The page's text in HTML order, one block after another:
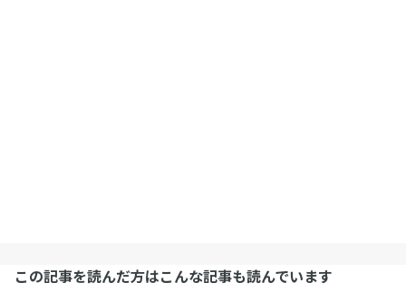
この記事を読んだ方はこんな記事も読んでいます